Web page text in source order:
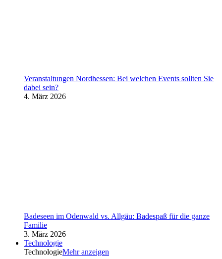
Veranstaltungen Nordhessen: Bei welchen Events sollten Sie
dabei sein?
4. März 2026
Badeseen im Odenwald vs. Allgäu: Badespaß für die ganze
Familie
3. März 2026
Technologie
TechnologieMehr anzeigen